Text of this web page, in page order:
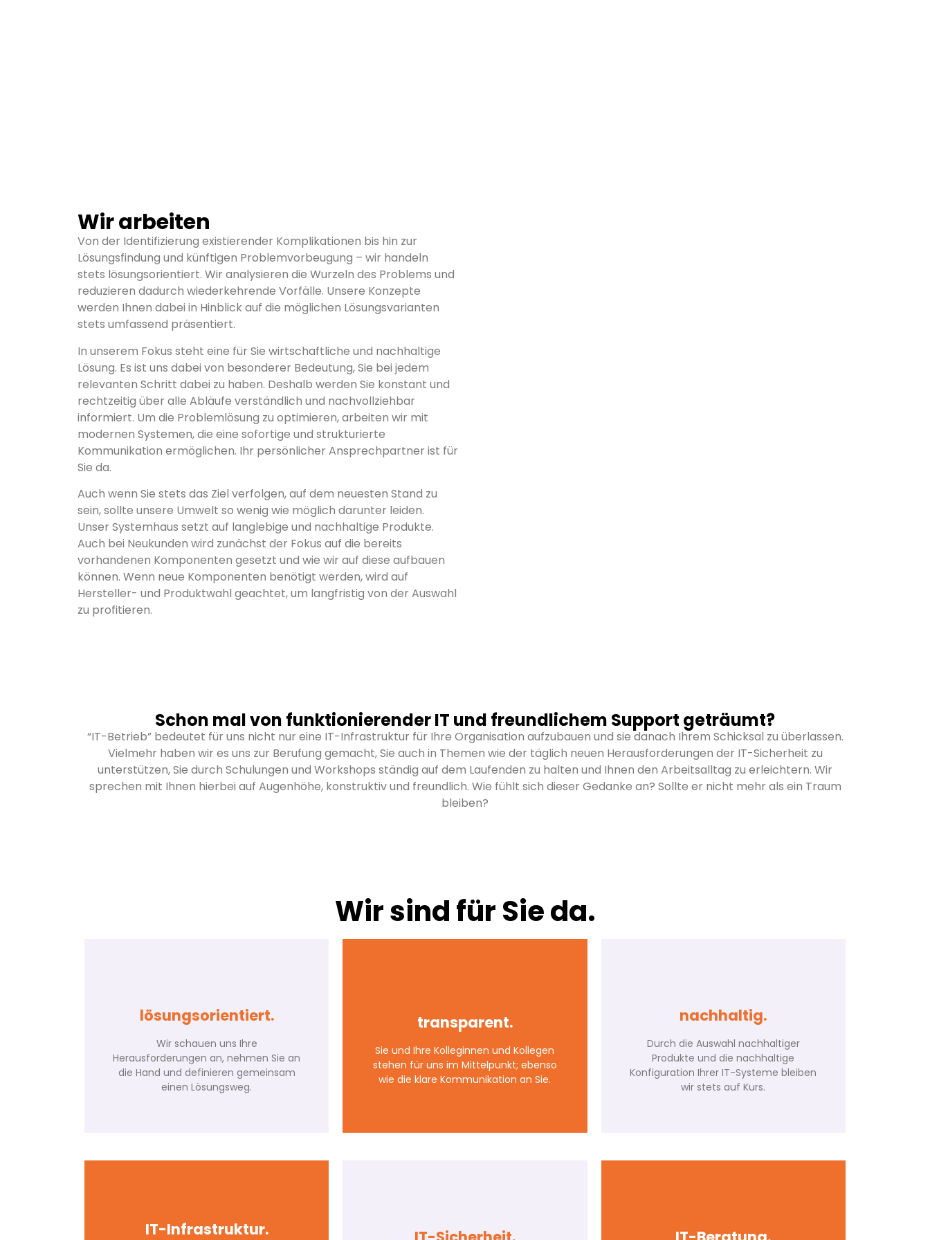
Wir arbeiten
Von der Identifizierung existierender Komplikationen bis hin zur
Lösungsfindung und künftigen Problemvorbeugung – wir handeln
stets lösungsorientiert. Wir analysieren die Wurzeln des Problems und
reduzieren dadurch wiederkehrende Vorfälle. Unsere Konzepte
werden Ihnen dabei in Hinblick auf die möglichen Lösungsvarianten
stets umfassend präsentiert.
In unserem Fokus steht eine für Sie wirtschaftliche und nachhaltige
Lösung. Es ist uns dabei von besonderer Bedeutung, Sie bei jedem
relevanten Schritt dabei zu haben. Deshalb werden Sie konstant und
rechtzeitig über alle Abläufe verständlich und nachvollziehbar
informiert. Um die Problemlösung zu optimieren, arbeiten wir mit
modernen Systemen, die eine sofortige und strukturierte
Kommunikation ermöglichen. Ihr persönlicher Ansprechpartner ist für
Sie da.
Auch wenn Sie stets das Ziel verfolgen, auf dem neuesten Stand zu
sein, sollte unsere Umwelt so wenig wie möglich darunter leiden.
Unser Systemhaus setzt auf langlebige und nachhaltige Produkte.
Auch bei Neukunden wird zunächst der Fokus auf die bereits
vorhandenen Komponenten gesetzt und wie wir auf diese aufbauen
können. Wenn neue Komponenten benötigt werden, wird auf
Hersteller- und Produktwahl geachtet, um langfristig von der Auswahl
zu profitieren.
Schon mal von funktionierender IT und freundlichem Support geträumt?
“IT-Betrieb” bedeutet für uns nicht nur eine IT-Infrastruktur für Ihre Organisation aufzubauen und sie danach Ihrem Schicksal zu überlassen.
Vielmehr haben wir es uns zur Berufung gemacht, Sie auch in Themen wie der täglich neuen Herausforderungen der IT-Sicherheit zu
unterstützen, Sie durch Schulungen und Workshops ständig auf dem Laufenden zu halten und Ihnen den Arbeitsalltag zu erleichtern. Wir
sprechen mit Ihnen hierbei auf Augenhöhe, konstruktiv und freundlich. Wie fühlt sich dieser Gedanke an? Sollte er nicht mehr als ein Traum
bleiben?
Wir sind für Sie da.
lösungsorientiert.
Wir schauen uns Ihre
Herausforderungen an, nehmen Sie an
die Hand und definieren gemeinsam
einen Lösungsweg.
Infrastruktur, sondern auch Sie und Ihre
transparent.
Sie und Ihre Kolleginnen und Kollegen
stehen für uns im Mittelpunkt; ebenso
wie die klare Kommunikation an Sie.
Nicht mit uns, denn wir lassen kein
sprechen mit Ihnen über dessen Inhalt
und unseren Entscheidungsgrundlagen.
Auch erhalten Sie zu jeder Rechnung
nachhaltig.
Durch die Auswahl nachhaltiger
Produkte und die nachhaltige
Konfiguration Ihrer IT-Systeme bleiben
wir stets auf Kurs.
Genug von Kurzlebigkeit?
Konfiguration nicht starr sein sollte.
IT-Infrastruktur.
Wir setzen gemeinsam mit Ihnen auf
Jeder unserer Kunden hat einen